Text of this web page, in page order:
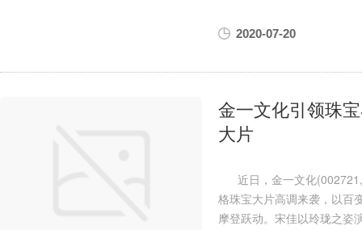
2020-07-20
金一文化引领珠
大片
近日，金一文化(002721,
格珠宝大片高调来袭，以百
摩登跃动。宋佳以玲珑之姿